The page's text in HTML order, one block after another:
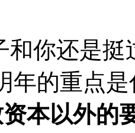
和你还是
年的重点
本以外的